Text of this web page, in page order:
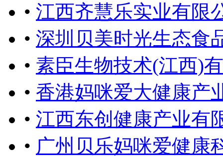
• 江西齐慧乐实业有限
• 深圳贝美时光生态食
• 素臣生物技术(江西)
• 香港妈咪爱大健康产
• 江西东创健康产业有
• 广州贝乐妈咪爱健康